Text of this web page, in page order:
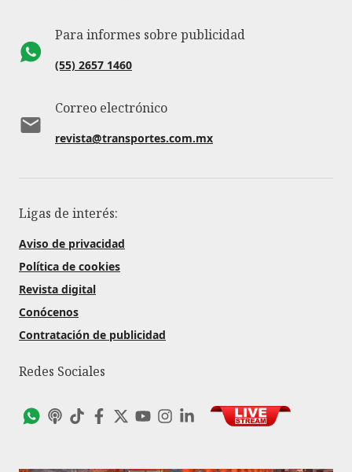
Para informes sobre publicidad
(55) 2657 1460
Correo electrónico
revista@transportes.com.mx
Ligas de interés:
Aviso de privacidad
Política de cookies
Revista digital
Conócenos
Contratación de publicidad
Redes Sociales